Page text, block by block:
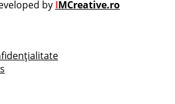
by IMCreative.ro